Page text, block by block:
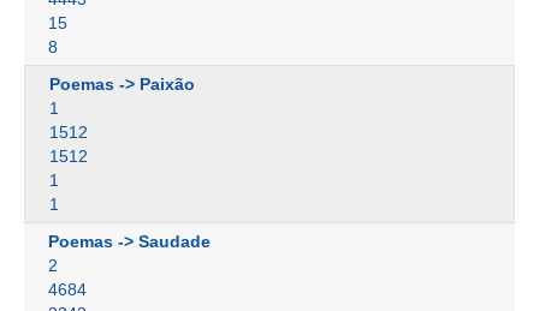
15
8
Poemas -> Paixão
1
1512
1512
1
1
Poemas -> Saudade
2
4684